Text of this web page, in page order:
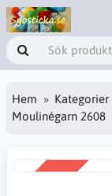
Hem Kategorier
Moulinégarn 2608